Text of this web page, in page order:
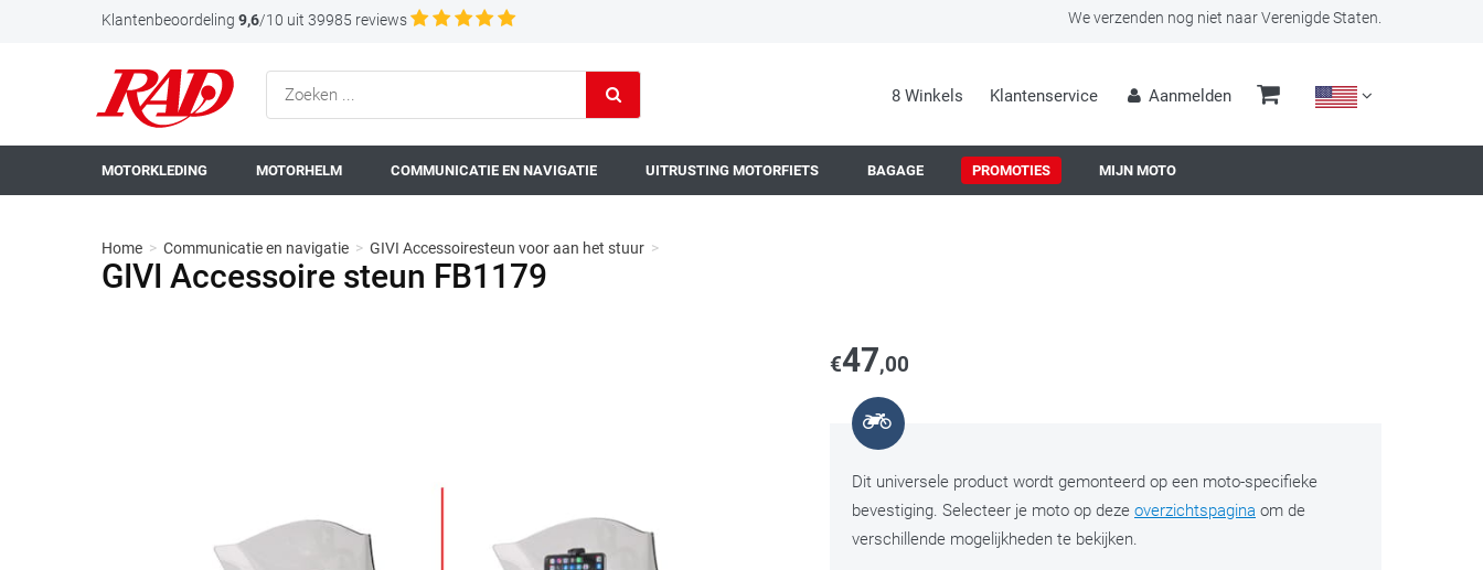
Klantenbeoordeling 9,6/10 uit 39985 reviews We verzenden nog niet naar Verenigde Staten.
8 Winkels Klantenservice Aanmelden
MOTORKLEDING MOTORHELM COMMUNICATIE EN NAVIGATIE UITRUSTING MOTORFIETS BAGAGE PROMOTIES MIJN MOTO
Home > Communicatie en navigatie > GIVI Accessoiresteun voor aan het stuur >
GIVI Accessoire steun FB1179
€47,00
Dit universele product wordt gemonteerd op een moto-specifieke
bevestiging. Selecteer je moto op deze overzichtspagina om de
verschillende mogelijkheden te bekijken.